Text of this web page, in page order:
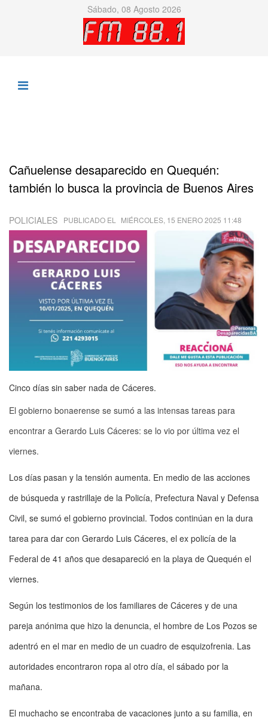
Sábado, 08 Agosto 2026
Cañuelense desaparecido en Quequén:
también lo busca la provincia de Buenos Aires
POLICIALES PUBLICADO EL MIÉRCOLES, 15 ENERO 2025 11:48
Cinco días sin saber nada de Cáceres.
El gobierno bonaerense se sumó a las intensas tareas para
encontrar a Gerardo Luis Cáceres: se lo vio por última vez el
viernes.
Los días pasan y la tensión aumenta. En medio de las acciones
de búsqueda y rastrillaje de la Policía, Prefectura Naval y Defensa
Civil, se sumó el gobierno provincial. Todos continúan en la dura
tarea para dar con Gerardo Luis Cáceres, el ex policía de la
Federal de 41 años que desapareció en la playa de Quequén el
viernes.
Según los testimonios de los familiares de Cáceres y de una
pareja anónima que hizo la denuncia, el hombre de Los Pozos se
adentró en el mar en medio de un cuadro de esquizofrenia. Las
autoridades encontraron ropa al otro día, el sábado por la
mañana.
El muchacho se encontraba de vacaciones junto a su familia, en